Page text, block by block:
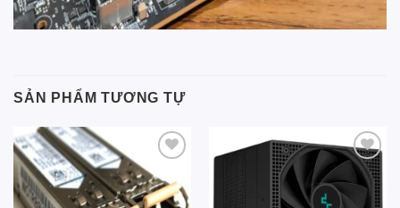
SẢN PHẨM TƯƠNG TỰ
Add to
wishlist
Add to
wishlist